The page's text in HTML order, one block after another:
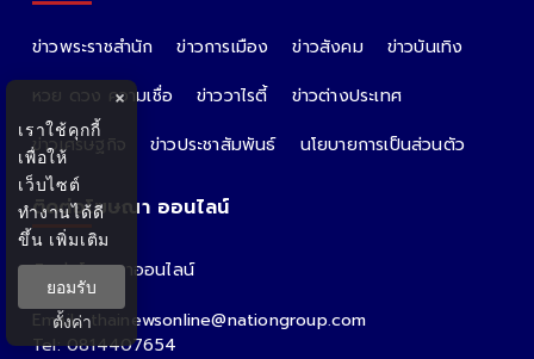
ข่าวพระราชสำนัก ข่าวการเมือง ข่าวสังคม
ข่าวบันเทิง
หวย ดวง ความเชื่อ
ข่าววาไรตี้
ข่าวต่างประเทศ
ข่าวเศรษฐกิจ
ข่าวประชาสัมพันธ์ นโยบายการเป็นส่วนตัว
ติดต่อโฆษณา ออนไลน์
ติดต่อโฆษณาออนไลน์
คุณอ้อ
Email : thainewsonline@nationgroup.com
Tel: 0814407654
×
เราใช้คุกกี้
เพื่อให้
เว็บไซต์
ทำงานได้ดี
ขึ้น เพิ่มเติม
ยอมรับ
ตั้งค่า